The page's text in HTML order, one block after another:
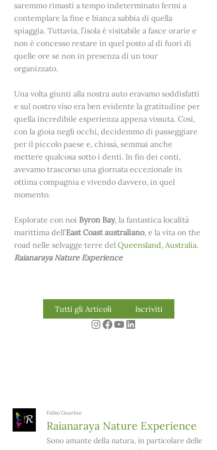
saremmo rimasti a tempo indeterminato fermi a
contemplare la fine e bianca sabbia di quella
spiaggia. Tuttavia, l’isola è visitabile a fasce orarie e
non è concesso restare in quel posto al di fuori di
quelle ore se non in presenza di un tour
organizzato.
Una volta giunti alla nostra auto eravamo soddisfatti
e sul nostro viso era ben evidente la gratitudine per
quella incredibile esperienza appena vissuta. Così,
con la gioia negli occhi, decidemmo di passeggiare
per il piccolo paese e, chissà, semmai anche
mettere qualcosa sotto i denti. In fin dei conti,
avevamo trascorso una giornata eccezionale in
ottima compagnia e vivendo davvero, in quel
momento.
Esplorate con noi Byron Bay, la fantastica località
marittima dell’East Coast australiano, e la vita on the
road nelle selvagge terre del Queensland, Australia.
Raianaraya Nature Experience
Tutti gli Articoli Iscriviti
Instagram
Facebook
YouTube
LinkedIn
Fabio Guarino
Raianaraya Nature Experience
Sono amante della natura, in particolare delle